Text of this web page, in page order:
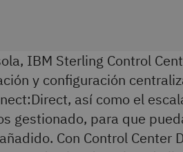
IBM Sterling Control
y configuración
así como el
gestionado, para que
Con Control Center